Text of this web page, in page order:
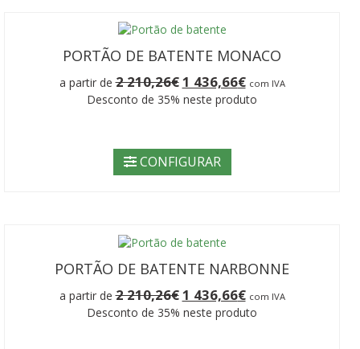
PORTÃO DE BATENTE MONACO
a partir de2 210,26€ O
preço
original
210,26€.
1 436,66€O
preço
com IVA
Desconto de 35% neste produto
CONFIGURAR
PORTÃO DE BATENTE NARBONNE
a partir de2 210,26€ O
preço
original
1 436,66€O
preço
com IVA
Desconto de 35% neste produto